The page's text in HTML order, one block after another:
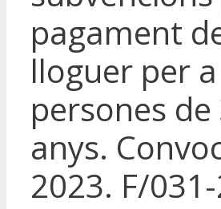
pagament
lloguer per a
persones
anys.
2023. F/